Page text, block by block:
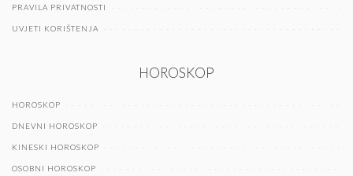
PRAVILA PRIVATNOSTI
UVJETI KORIŠTENJA
HOROSKOP
HOROSKOP
DNEVNI HOROSKOP
KINESKI HOROSKOP
OSOBNI HOROSKOP